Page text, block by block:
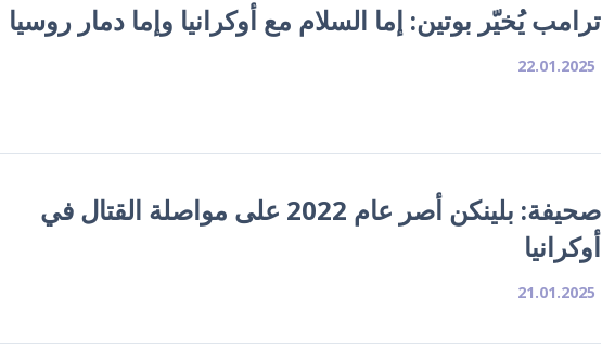
ترامب يُخيّر بوتين: إما السلام مع أوكرانيا وإما دمار روسيا
22.01.2025
صحيفة: بلينكن أصر عام 2022 على مواصلة القتال في
أوكرانيا
21.01.2025